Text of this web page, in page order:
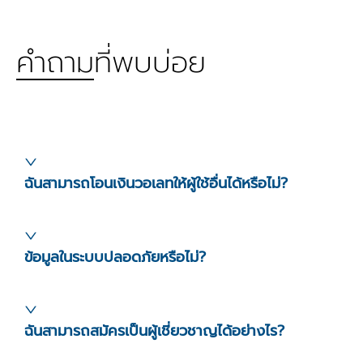
คำถามที่พบบ่อย
ฉันสามารถโอนเงินวอเลทให้ผู้ใช้อื่นได้หรือไม่?
ข้อมูลในระบบปลอดภัยหรือไม่?
ฉันสามารถสมัครเป็นผู้เชี่ยวชาญได้อย่างไร?